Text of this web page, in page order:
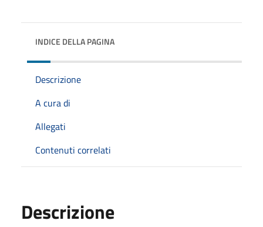
INDICE DELLA PAGINA
Descrizione
A cura di
Allegati
Contenuti correlati
Descrizione